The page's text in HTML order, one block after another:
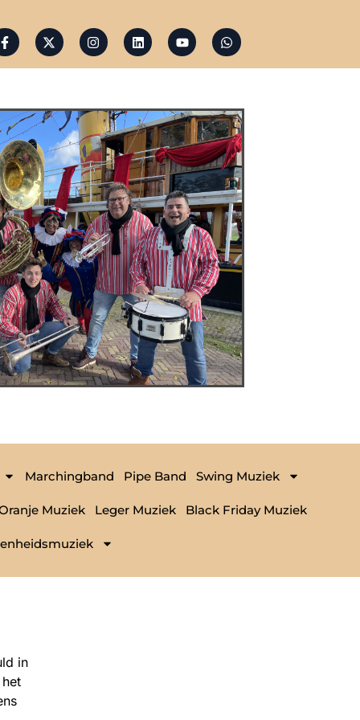
Marchingband Pipe Band Swing Muziek
Muziek Leger Muziek Black Friday Muziek
in